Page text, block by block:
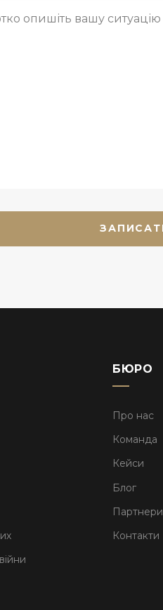
БЮРО
Про нас
Команда
Кейси
Блог
Партнери
Контакти